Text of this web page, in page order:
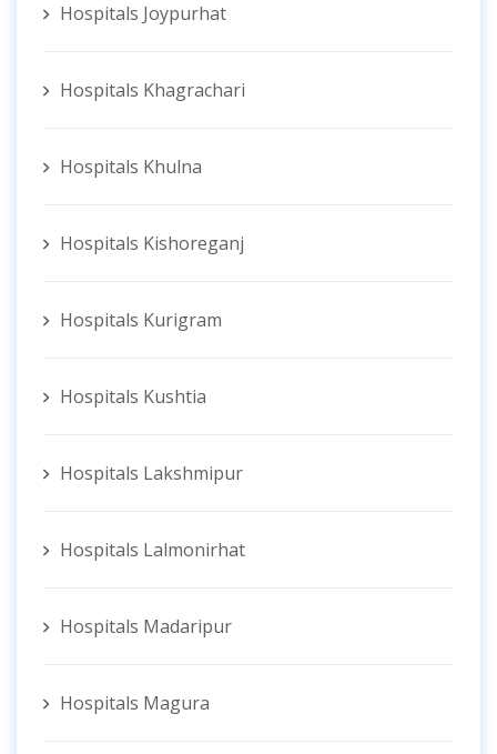
Hospitals Joypurhat
Hospitals Khagrachari
Hospitals Khulna
Hospitals Kishoreganj
Hospitals Kurigram
Hospitals Kushtia
Hospitals Lakshmipur
Hospitals Lalmonirhat
Hospitals Madaripur
Hospitals Magura